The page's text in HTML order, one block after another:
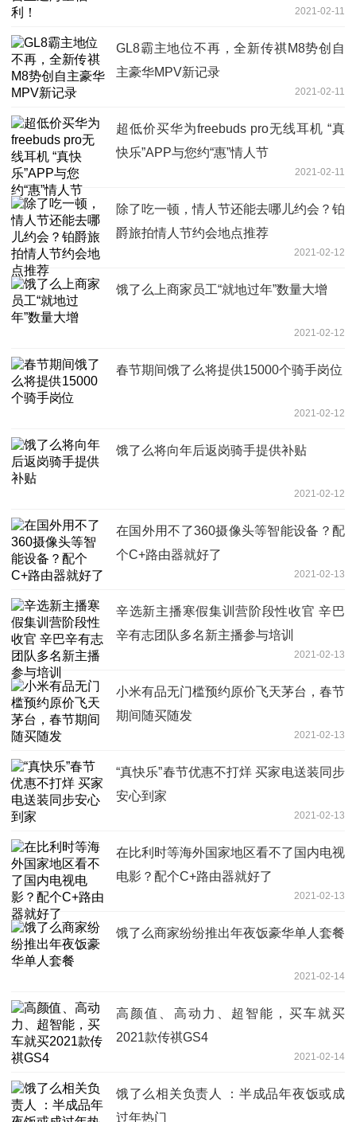
2021-02-11
GL8霸主地位不再，全新传祺M8势创自
主豪华MPV新记录
2021-02-11
超低价买华为freebuds pro无线耳机 “真
快乐”APP与您约“惠”情人节
2021-02-11
除了吃一顿，情人节还能去哪儿约会？铂
爵旅拍情人节约会地点推荐
2021-02-12
饿了么上商家员工“就地过年”数量大增
2021-02-12
春节期间饿了么将提供15000个骑手岗位
2021-02-12
饿了么将向年后返岗骑手提供补贴
2021-02-12
在国外用不了360摄像头等智能设备？配
个C+路由器就好了
2021-02-13
辛选新主播寒假集训营阶段性收官 辛巴
辛有志团队多名新主播参与培训
2021-02-13
小米有品无门槛预约原价飞天茅台，春节
期间随买随发
2021-02-13
“真快乐”春节优惠不打烊 买家电送装同步
安心到家
2021-02-13
在比利时等海外国家地区看不了国内电视
电影？配个C+路由器就好了
2021-02-13
饿了么商家纷纷推出年夜饭豪华单人套餐
2021-02-14
高颜值、高动力、超智能，买车就买
2021款传祺GS4
2021-02-14
饿了么相关负责人 ：半成品年夜饭或成
过年热门